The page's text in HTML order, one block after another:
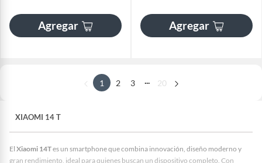
Agregar Agregar
1 2 3 ... 20
XIAOMI 14 T
El Xiaomi 14Tes un smartphone que combina innovación, diseño moderno y
gran rendimiento, ideal para quienes buscan un dispositivo completo. Con